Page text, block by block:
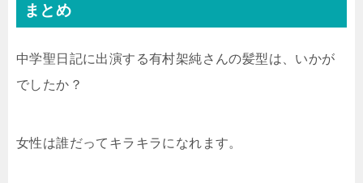
まとめ
中学聖日記に出演する有村架純さんの髪型は、いかが
でしたか？
女性は誰だってキラキラになれます。